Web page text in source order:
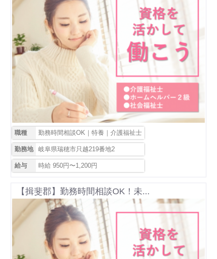
職種 勤務時間相談OK｜特養｜介護福祉士
勤務地 岐阜県瑞穂市只越219番地2
給与 時給 950円〜1,200円
【揖斐郡】勤務時間相談OK！未...